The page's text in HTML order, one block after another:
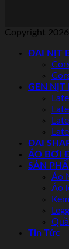
Copyright
ĐAI NỊT
GEN NỊT
ĐAI
ÁO BƠI
SẢN
Áo
Áo
Tin Tức